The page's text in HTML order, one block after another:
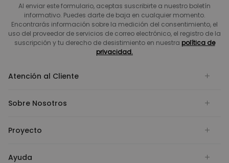
Al enviar este formulario, aceptas suscribirte a nuestro boletín
informativo. Puedes darte de baja en cualquier momento.
Encontrarás información sobre la medición del consentimiento, el
uso del proveedor de servicios de correo electrónico, el registro de la
suscripción y tu derecho de desistimiento en nuestra política de
privacidad.
Atención al Cliente
Sobre Nosotros
Proyecto
Ayuda